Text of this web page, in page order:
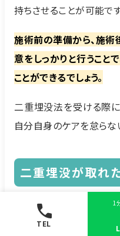
TEL
1
持ちさせることが可能です
施術前の準備から、施術
意をしっかりと行うこと
ことができるでしょう。
二重埋没法を受ける際に
自分自身のケアを怠らな
二重埋没が取れ